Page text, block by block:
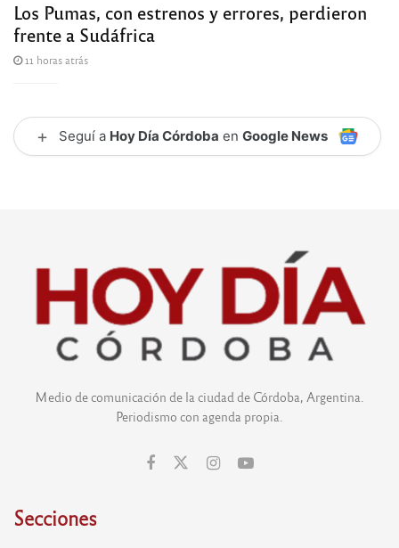
Los Pumas, con estrenos y errores, perdieron
frente a Sudáfrica
11 horas atrás
+ Seguí a Hoy Día Córdoba en Google News
Medio de comunicación de la ciudad de Córdoba, Argentina.
Periodismo con agenda propia.
Secciones